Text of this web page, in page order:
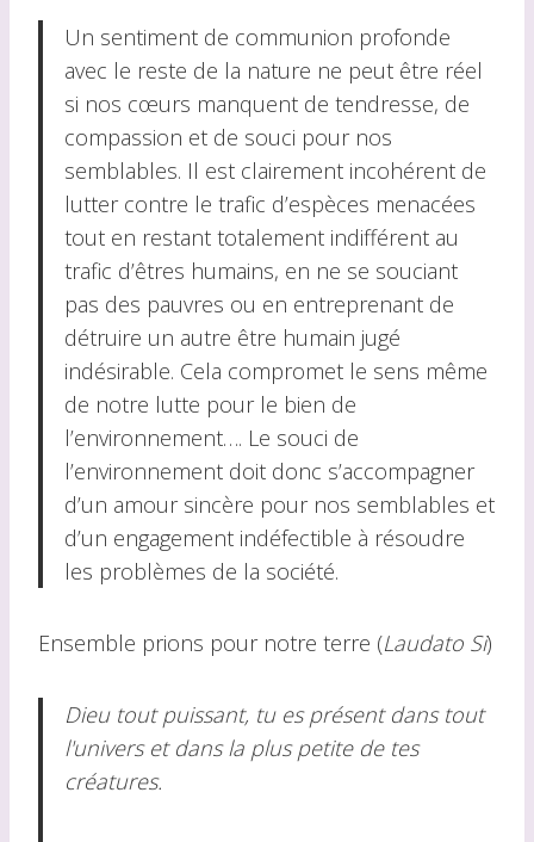
Un sentiment de communion profonde
avec le reste de la nature ne peut être réel
si nos cœurs manquent de tendresse, de
compassion et de souci pour nos
semblables. Il est clairement incohérent de
lutter contre le trafic d’espèces menacées
tout en restant totalement indifférent au
trafic d’êtres humains, en ne se souciant
pas des pauvres ou en entreprenant de
détruire un autre être humain jugé
indésirable. Cela compromet le sens même
de notre lutte pour le bien de
l’environnement…. Le souci de
l’environnement doit donc s’accompagner
d’un amour sincère pour nos semblables et
d’un engagement indéfectible à résoudre
les problèmes de la société.
Ensemble prions pour notre terre (Laudato Si)
Dieu tout puissant, tu es présent dans tout
l'univers et dans la plus petite de tes
créatures.